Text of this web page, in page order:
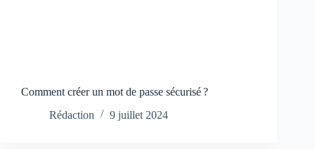
Comment créer un mot de passe sécurisé ?
Rédaction
9 juillet 2024